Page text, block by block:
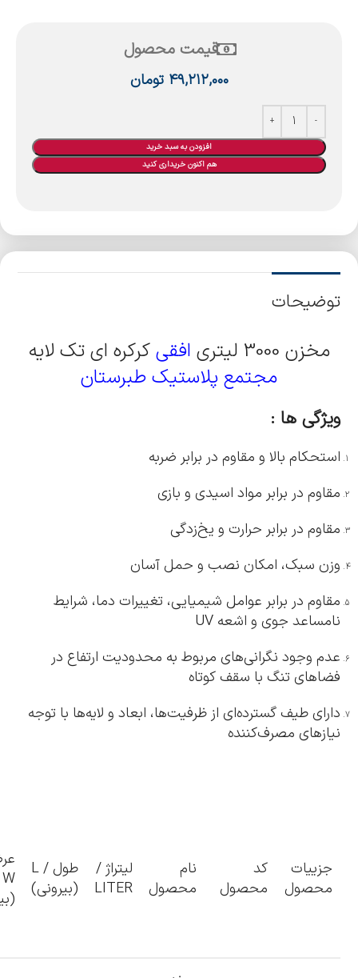
قیمت محصول
۴۹,۲۱۲,۰۰۰ تومان
افزودن به سبد خرید
هم اکنون خریداری کنید
توضیحات
مخزن 3000 لیتری افقیکرکره ای تک لایه
مجتمع پلاستیک طبرستان
ویژگی ها :
استحکام بالا و مقاوم در برابر ضربه
مقاوم در برابر مواد اسیدی و بازی
مقاوم در برابر حرارت و یخ‌زدگی
وزن سبک، امکان نصب و حمل آسان
مقاوم در برابر عوامل شیمیایی، تغییرات دما، شرایط
نامساعد جوی و اشعه UV
عدم وجود نگرانی‌های مربوط به محدودیت ارتفاع در
فضاهای تنگ با سقف کوتاه
دارای طیف گسترده‌ای از ظرفیت‌ها، ابعاد و لایه‌ها با توجه
نیازهای مصرف‌کننده
جزییات
محصول
کد
محصول
نام
محصول
لیتراژ /
LITER
طول / L
(بیرونی)
W